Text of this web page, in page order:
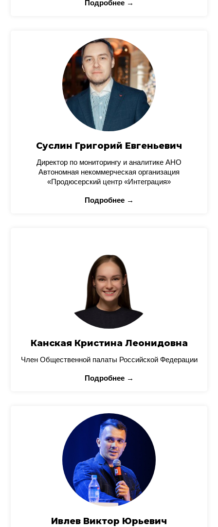
Подробнее →
Суслин Григорий Евгеньевич
Директор по мониторингу и аналитике АНО
Автономная некоммерческая организация
«Продюсерский центр «Интеграция»
Подробнее →
Канская Кристина Леонидовна
Член Общественной палаты Российской Федерации
Подробнее →
Ивлев Виктор Юрьевич